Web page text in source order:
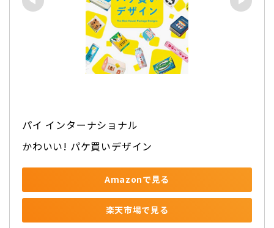
パイ インターナショナル
かわいい! パケ買いデザイン
Amazonで見る
楽天市場で見る